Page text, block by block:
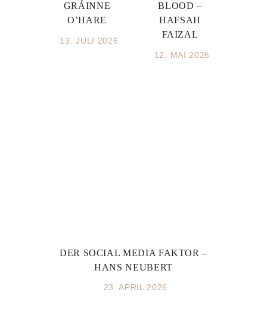
GRÁINNE
O’HARE
13. JULI 2026
BLOOD –
HAFSAH
FAIZAL
12. MAI 2026
DER SOCIAL MEDIA FAKTOR –
HANS NEUBERT
23. APRIL 2026